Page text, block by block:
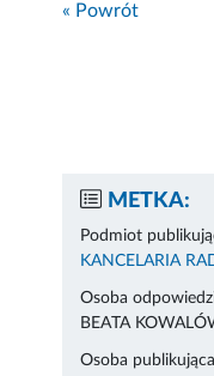
« Powrót
METKA:
Podmiot
KANCELARIA
Osoba
BEATA
Osoba